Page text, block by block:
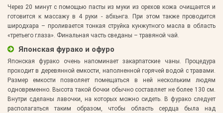
Через 20 минут с помощью пасты из муки из орехов кожа очищается и
готовится к массажу в 4 руки - абхьнга. При этом также проводится
широдхара – проливается тонкая струйка кунжутного масла в область
«третьего глаза». Финальная часть сведаны – травяной чай.
Японская фурако и офуро
Японская фурако очень напоминает закарпатские чаны. Процедура
проходит в деревянной емкости, наполненной горячей водой с травами.
Размер емкости позволяет помещаться в ней нескольким людям
одновременно. Высота такой бочки обычно составляет не более 130 см.
Внутри сделаны лавочки, на которых можно сидеть. В фурако следует
располагаться таким образом, чтобы область сердца была над